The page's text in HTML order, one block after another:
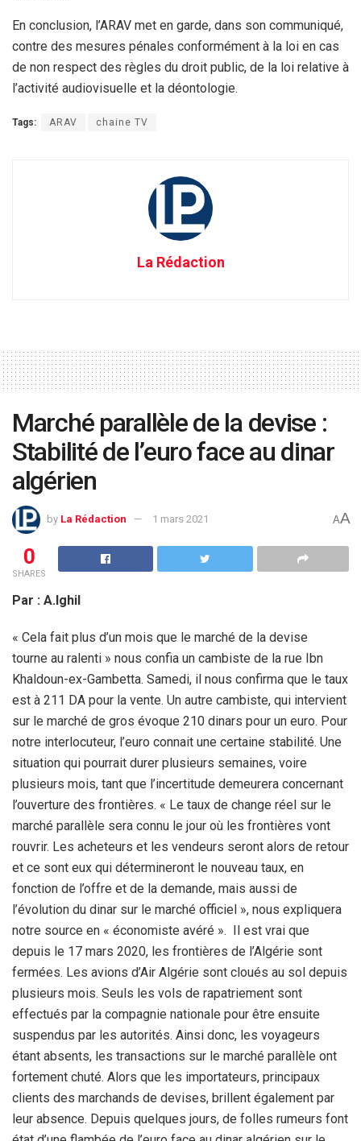
En conclusion, l’ARAV met en garde, dans son communiqué,
contre des mesures pénales conformément à la loi en cas
de non respect des règles du droit public, de la loi relative à
l’activité audiovisuelle et la déontologie.
Tags: ARAV chaine TV
La Rédaction
Marché parallèle de la devise :
Stabilité de l’euro face au dinar
algérien
by La Rédaction 1 mars 2021 AA
0
SHARES
Par : A.Ighil
« Cela fait plus d’un mois que le marché de la devise
tourne au ralenti » nous confia un cambiste de la rue Ibn
Khaldoun-ex-Gambetta. Samedi, il nous confirma que le taux
est à 211 DA pour la vente. Un autre cambiste, qui intervient
sur le marché de gros évoque 210 dinars pour un euro. Pour
notre interlocuteur, l’euro connait une certaine stabilité. Une
situation qui pourrait durer plusieurs semaines, voire
plusieurs mois, tant que l’incertitude demeurera concernant
l’ouverture des frontières. « Le taux de change réel sur le
marché parallèle sera connu le jour où les frontières vont
rouvrir. Les acheteurs et les vendeurs seront alors de retour
et ce sont eux qui détermineront le nouveau taux, en
fonction de l’offre et de la demande, mais aussi de
l’évolution du dinar sur le marché officiel », nous expliquera
notre source en « économiste avéré ». Il est vrai que
depuis le 17 mars 2020, les frontières de l’Algérie sont
fermées. Les avions d’Air Algérie sont cloués au sol depuis
plusieurs mois. Seuls les vols de rapatriement sont
effectués par la compagnie nationale pour être ensuite
suspendus par les autorités. Ainsi donc, les voyageurs
étant absents, les transactions sur le marché parallèle ont
fortement chuté. Alors que les importateurs, principaux
clients des marchands de devises, brillent également par
leur absence. Depuis quelques jours, de folles rumeurs font